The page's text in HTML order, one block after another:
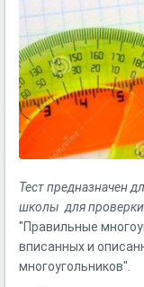
Тест предназначен
школы для
"Правильные
вписанных и
многоугольников".